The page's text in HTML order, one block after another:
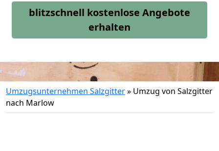
blitzschnell kostenlose Angebote
erhalten
Umzugsunternehmen Salzgitter» Umzug von Salzgitter
nach Marlow